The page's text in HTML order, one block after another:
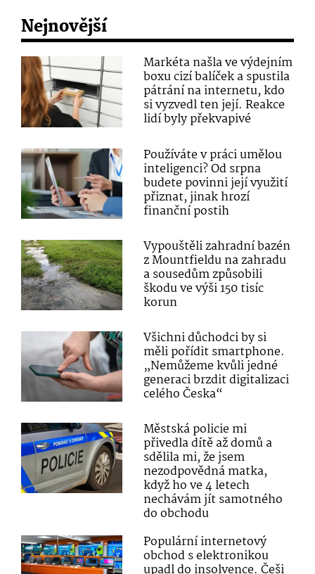
Nejnovější
Markéta našla ve výdejním
boxu cizí balíček a spustila
pátrání na internetu, kdo
si vyzvedl ten její. Reakce
lidí byly překvapivé
Používáte v práci umělou
inteligenci? Od srpna
budete povinni její využití
přiznat, jinak hrozí
finanční postih
Vypouštěli zahradní bazén
z Mountfieldu na zahradu
a sousedům způsobili
škodu ve výši 150 tisíc
korun
Všichni důchodci by si
měli pořídit smartphone.
„Nemůžeme kvůli jedné
generaci brzdit digitalizaci
celého Česka“
Městská policie mi
přivedla dítě až domů a
sdělila mi, že jsem
nezodpovědná matka,
když ho ve 4 letech
nechávám jít samotného
do obchodu
Populární internetový
obchod s elektronikou
upadl do insolvence. Češi